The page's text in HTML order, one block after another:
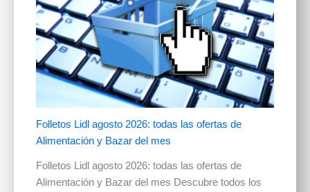
Folletos Lidl agosto 2026: todas las ofertas de
Alimentación y Bazar del mes
Folletos Lidl agosto 2026: todas las ofertas de
Alimentación y Bazar del mes Descubre todos los